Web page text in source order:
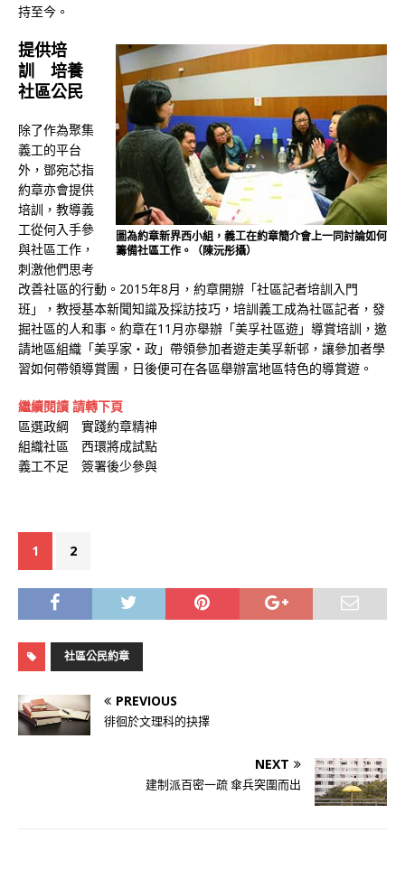
持至今。
圖為約章新界西小組，義工在約章簡介會上一同討論如何
籌備社區工作。（陳沅彤攝）
提供培
訓 培養
社區公民
除了作為聚集
義工的平台
外，鄧宛芯指
約章亦會提供
培訓，教導義
工從何入手參
與社區工作，
刺激他們思考
改善社區的行動。2015年8月，約章開辦「社區記者培訓入門
班」，教授基本新聞知識及採訪技巧，培訓義工成為社區記者，發
掘社區的人和事。約章在11月亦舉辦「美孚社區遊」導賞培訓，邀
請地區組織「美孚家‧政」帶領參加者遊走美孚新邨，讓參加者學
習如何帶領導賞團，日後便可在各區舉辦富地區特色的導賞遊。
繼續閱讀 請轉下頁
區選政綱 實踐約章精神
組織社區 西環將成試點
義工不足 簽署後少參與
1 2
社區公民約章
PREVIOUS
徘徊於文理科的抉擇
NEXT
建制派百密一疏 傘兵突圍而出